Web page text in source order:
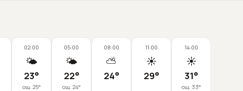
02:00
🌤️
23°
ощ. 25°
05:00
🌤️
22°
ощ. 24°
08:00
⛅
24°
11:00
☀️
29°
14:00
☀️
31°
ощ. 33°